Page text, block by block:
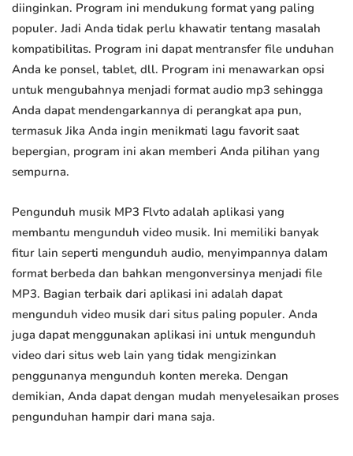
diinginkan. Program ini mendukung format yang paling
populer. Jadi Anda tidak perlu khawatir tentang masalah
kompatibilitas. Program ini dapat mentransfer file unduhan
Anda ke ponsel, tablet, dll. Program ini menawarkan opsi
untuk mengubahnya menjadi format audio mp3 sehingga
Anda dapat mendengarkannya di perangkat apa pun,
termasuk Jika Anda ingin menikmati lagu favorit saat
bepergian, program ini akan memberi Anda pilihan yang
sempurna.
Pengunduh musik MP3 Flvto adalah aplikasi yang
membantu mengunduh video musik. Ini memiliki banyak
fitur lain seperti mengunduh audio, menyimpannya dalam
format berbeda dan bahkan mengonversinya menjadi file
MP3. Bagian terbaik dari aplikasi ini adalah dapat
mengunduh video musik dari situs paling populer. Anda
juga dapat menggunakan aplikasi ini untuk mengunduh
video dari situs web lain yang tidak mengizinkan
penggunanya mengunduh konten mereka. Dengan
demikian, Anda dapat dengan mudah menyelesaikan proses
pengunduhan hampir dari mana saja.